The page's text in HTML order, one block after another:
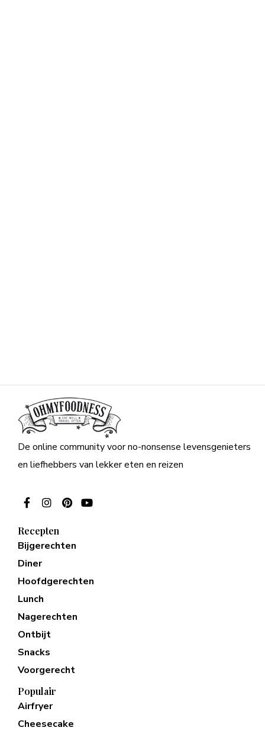
De online community voor no-nonsense levensgenieters
en liefhebbers van lekker eten en reizen
Recepten
Bijgerechten
Diner
Hoofdgerechten
Lunch
Nagerechten
Ontbijt
Snacks
Voorgerecht
Populair
Airfryer
Cheesecake